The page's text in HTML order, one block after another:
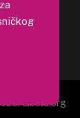
Libela.org